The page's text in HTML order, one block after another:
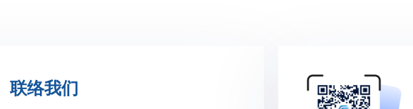
联络我们